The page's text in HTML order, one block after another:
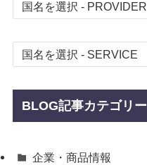
BLOG記事カテゴリー
企業・商品情報